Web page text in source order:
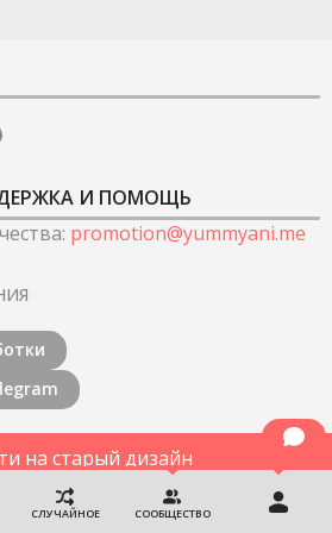
СЛУЧАЙНОЕ СООБЩЕСТВО
И ПОМОЩЬ
: promotion@yummyani.me
на старый дизайн
Все права защищены